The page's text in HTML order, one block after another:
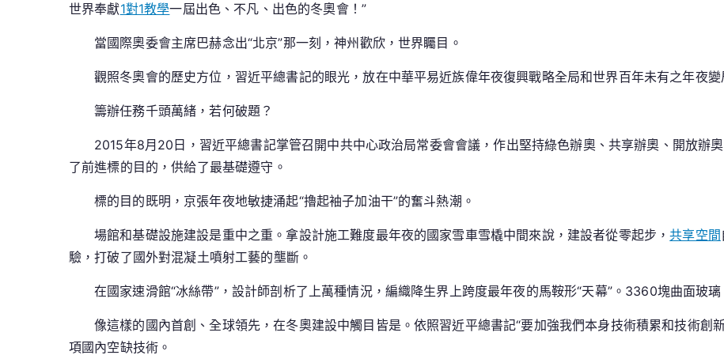
冬
之
中
長
戶
－
國
度
世界奉獻1對1教學一屆出色、不凡、出色的冬奧會！”
當國際奧委會主席巴赫念出“北京”那一刻，神州歡欣，世界矚目。
觀照冬奧會的歷史方位，習近平總書記的眼光，放在中華平易近族偉年夜復興戰略全局和世界百年未有之年夜變
籌辦任務千頭萬緒，若何破題？
2015年8月20日，習近平總書記掌管召開中共中心政治局常委會會議，作出堅持綠色辦奧、共享辦奧、開放辦
了前進標的目的，供給了最基礎遵守。
標的目的既明，京張年夜地敏捷涌起“擼起袖子加油干”的奮斗熱潮。
場館和基礎設施建設是重中之重。拿設計施工難度最年夜的國家雪車雪橇中間來說，建設者從零起步，共享空間
驗，打破了國外對混凝土噴射工藝的壟斷。
在國家速滑館“冰絲帶”，設計師剖析了上萬種情況，編織降生界上跨度最年夜的馬鞍形“天幕”。3360塊曲面玻
像這樣的國內首創、全球領先，在冬奧建設中觸目皆是。依照習近平總書記“要加強我們本身技術積累和技術創
項國內空缺技術。